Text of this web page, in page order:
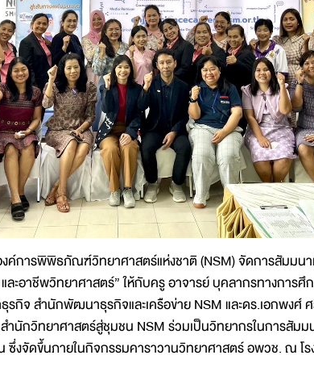
ค์การพิพิธภัณฑ์วิทยาศาสตร์แห่งชาติ (NSM) จัดการสัมมนา
ละอาชีพวิทยาศาสตร์” ให้กับครู อาจารย์ บุคลากรทางการ
กิจ สำนักพัฒนาธุรกิจและเครือข่าย NSM และดร.เอกพงศ์
นักวิทยาศาสตร์สู่ชุมชน NSM ร่วมเป็นวิทยากรในการสัมม
งจัดขึ้นภายในกิจกรรมคาราวานวิทยาศาสตร์ อพวช. ณ โร